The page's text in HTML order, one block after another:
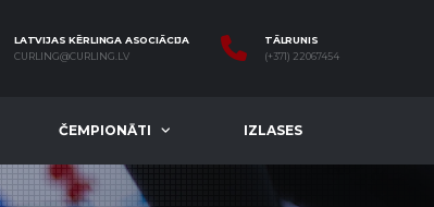
LATVIJAS KĒRLINGA ASOCIĀCIJA
CURLING@CURLING.LV
TĀLRUNIS
(+371) 22067454
ČEMPIONĀTI IZLASES